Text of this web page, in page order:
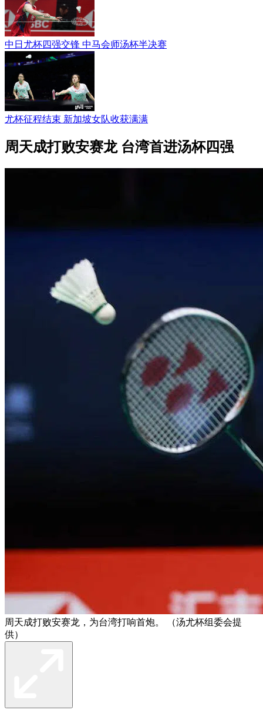
中日尤杯四强交锋 中马会师汤杯半决赛
尤杯征程结束 新加坡女队收获满满
周天成打败安赛龙 台湾首进汤杯四强
周天成打败安赛龙，为台湾打响首炮。 （汤尤杯组委会提
供）